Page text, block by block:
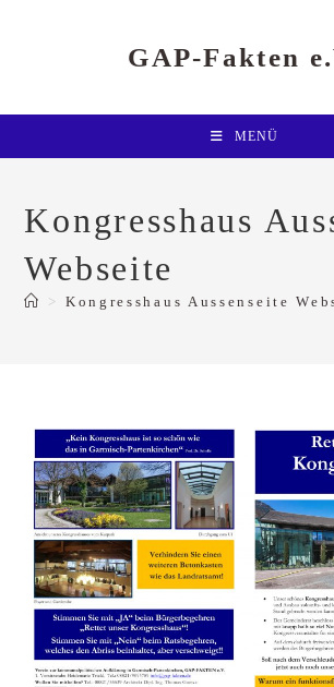
GAP-Fakten
MENÜ
Kongresshaus
Webseite
> Kongresshaus Aussenseite